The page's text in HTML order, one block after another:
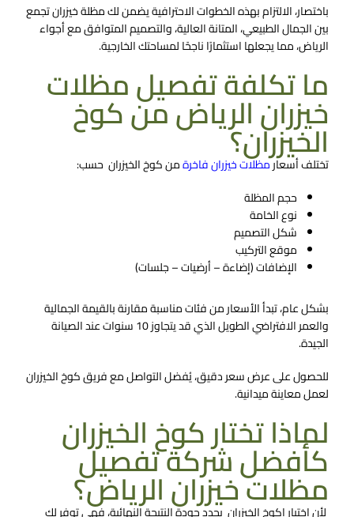
باختصار، الالتزام بهذه الخطوات الاحترافية يضمن لك مظلة خيزران تجمع
بين الجمال الطبيعي، المتانة العالية، والتصميم المتوافق مع أجواء
الرياض، مما يجعلها استثمارًا ناجحًا لمساحتك الخارجية.
ما تكلفة تفصيل مظلات
خيزران الرياض من كوخ
الخيزران؟
تختلف أسعارمظلات خيزران فاخرةمن كوخ الخيزران حسب:
حجم المظلة
نوع الخامة
شكل التصميم
موقع التركيب
الإضافات (إضاءة – أرضيات – جلسات)
بشكل عام، تبدأ الأسعار من فئات مناسبة مقارنة بالقيمة الجمالية
والعمر الافتراضي الطويل الذي قد يتجاوز 10 سنوات عند الصيانة
الجيدة.
للحصول على عرض سعر دقيق، يُفضل التواصل مع فريق كوخ الخيزران
لعمل معاينة ميدانية.
لماذا تختار كوخ الخيزران
كأفضل شركة تفصيل
مظلات خيزران الرياض؟
لأن اختيار اكوخ الخيزران يحدد جودة النتيجة النهائية، فهي توفر لك